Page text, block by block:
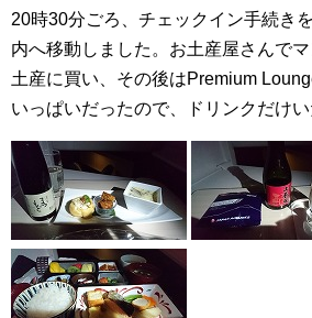
20時30分ごろ、チェックイン手続き
内へ移動しました。お土産屋さんで
土産に買い、その後はPremium
いっぱいだったので、ドリンクだけい